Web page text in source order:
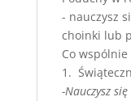
- nauczysz
choinki lub
Co
1.
-Nauczysz